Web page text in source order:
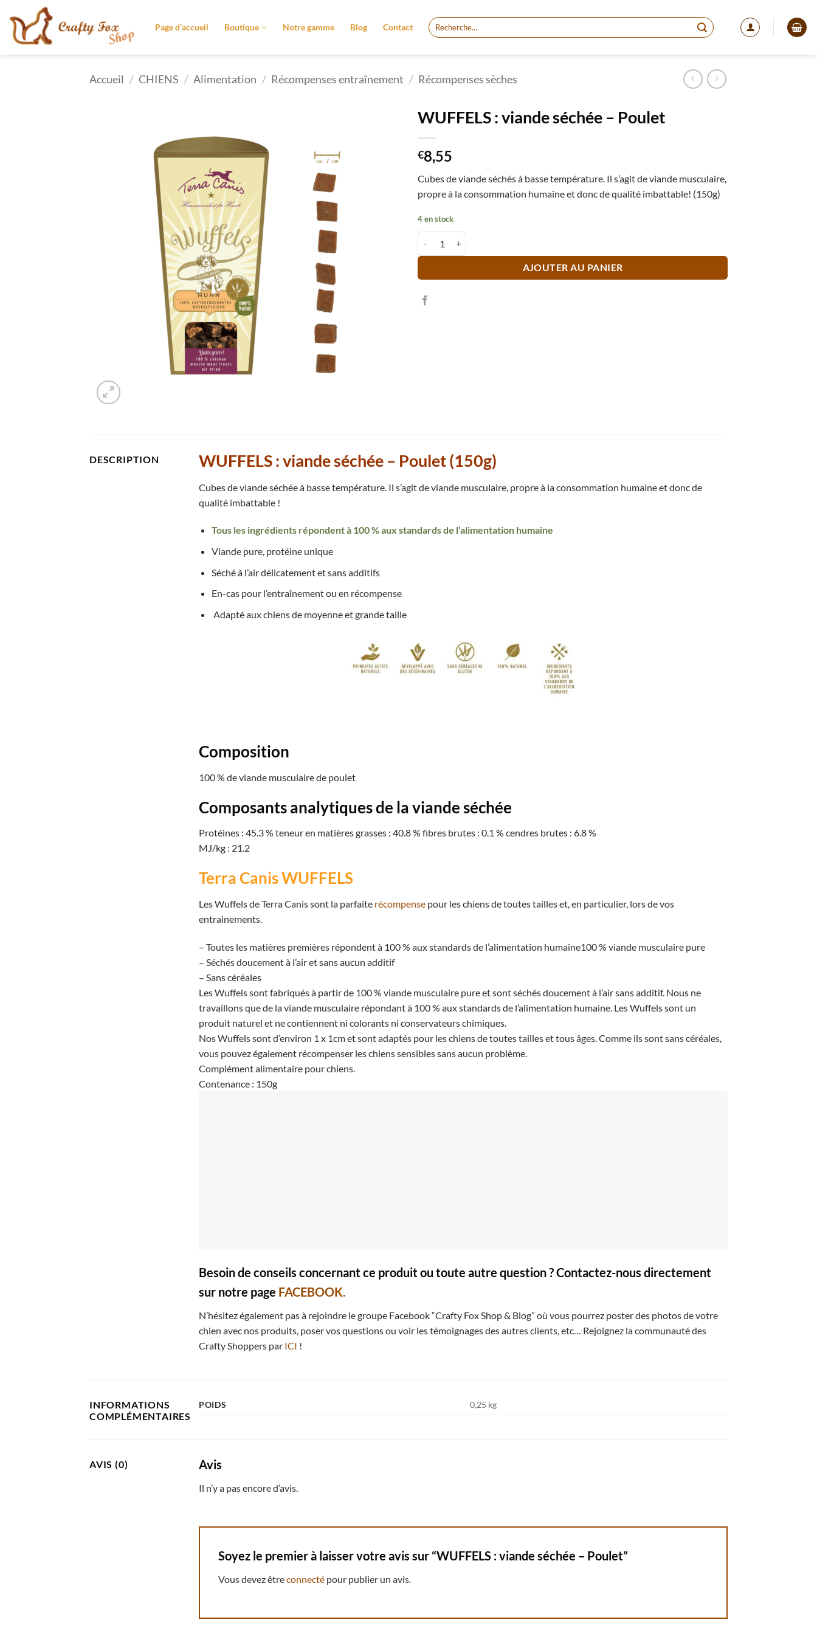
contenu
Page d’accueil Boutique Notre gamme Blog Contact
Recherche
pour :
Accueil / CHIENS / Alimentation / Récompenses entraînement / Récompenses sèches
WUFFELS : viande séchée – Poulet
€8,55
Cubes de viande séchés à basse température. Il s’agit de viande musculaire,
propre à la consommation humaine et donc de qualité imbattable! (150g)
4 en stock
AJOUTER AU PANIER
DESCRIPTION WUFFELS : viande séchée – Poulet (150g)
Cubes de viande séchée à basse température. Il s’agit de viande musculaire, propre à la consommation humaine et donc de
qualité imbattable !
Tous les ingrédients répondent à 100 % aux standards de l’alimentation humaine
Viande pure, protéine unique
Séché à l’air délicatement et sans additifs
En-cas pour l’entraînement ou en récompense
Adapté aux chiens de moyenne et grande taille
Composition
100 % de viande musculaire de poulet
Composants analytiques de la viande séchée
Protéines : 45.3 % teneur en matières grasses : 40.8 % fibres brutes : 0.1 % cendres brutes : 6.8 %
MJ/kg : 21.2
Terra Canis WUFFELS
Les Wuffels de Terra Canis sont la parfaite récompense pour les chiens de toutes tailles et, en particulier, lors de vos
entrainements.
– Toutes les matières premières répondent à 100 % aux standards de l’alimentation humaine100 % viande musculaire pure
– Séchés doucement à l’air et sans aucun additif
– Sans céréales
Les Wuffels sont fabriqués à partir de 100 % viande musculaire pure et sont séchés doucement à l’air sans additif. Nous ne
travaillons que de la viande musculaire répondant à 100 % aux standards de l’alimentation humaine. Les Wuffels sont un
produit naturel et ne contiennent ni colorants ni conservateurs chimiques.
Nos Wuffels sont d’environ 1 x 1cm et sont adaptés pour les chiens de toutes tailles et tous âges. Comme ils sont sans céréales,
vous pouvez également récompenser les chiens sensibles sans aucun problème.
Complément alimentaire pour chiens.
Contenance : 150g
Besoin de conseils concernant ce produit ou toute autre question ? Contactez-nous directement
sur notre page FACEBOOK.
N’hésitez également pas à rejoindre le groupe Facebook “Crafty Fox Shop & Blog” où vous pourrez poster des photos de votre
chien avec nos produits, poser vos questions ou voir les témoignages des autres clients, etc… Rejoignez la communauté des
Crafty Shoppers par ICI !
INFORMATIONS
COMPLÉMENTAIRES
POIDS 0,25 kg
AVIS (0) Avis
Il n’y a pas encore d’avis.
Soyez le premier à laisser votre avis sur “WUFFELS : viande séchée – Poulet”
Vous devez êtreconnecté pour publier un avis.